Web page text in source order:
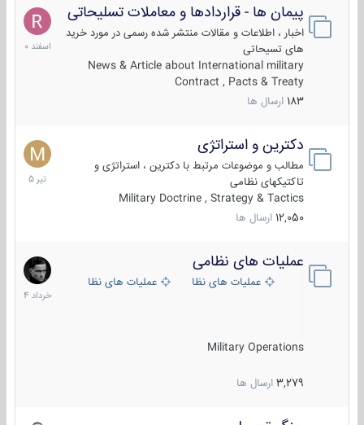
پیمان ها - قراردادها و معاملات تسلیحاتی
اخبار ، اطلاعات و مقالات منتشر شده رسمی در مورد خرید
های تسیحاتی
News & Article about International military
Contract , Pacts & Treaty
183 ارسال ها
7
اسفند
1400
دکترین و استراتژی
مطالب و موضوعات مرتبط با دکترین ، استراتژی و
تاکتیکهای نظامی
Military Doctrine , Strategy & Tactics
12,050 ارسال ها
27
تیر
1405
عملیات های نظامی
عملیات های نظامی ایرانعملیات های نظامی خارجی
Military Operations
3,279 ارسال ها
5
خرداد
1404